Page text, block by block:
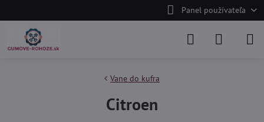
Panel používateľa
Vane do kufra
Citroen